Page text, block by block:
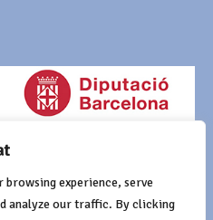
browsing experience, serve
analyze our traffic. By clicking